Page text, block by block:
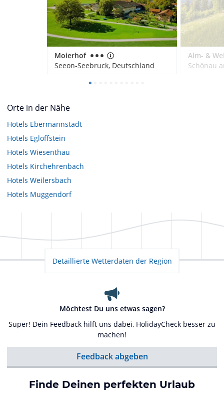
Moierhof
Seeon-Seebruck, Deutschland
Orte in der Nähe
Hotels Ebermannstadt
Hotels Egloffstein
Hotels Wiesenthau
Hotels Kirchehrenbach
Hotels Weilersbach
Hotels Muggendorf
Detaillierte Wetterdaten der Region
Möchtest Du uns etwas sagen?
Super! Dein Feedback hilft uns dabei, HolidayCheck besser zu
machen!
Feedback abgeben
Finde Deinen perfekten Urlaub